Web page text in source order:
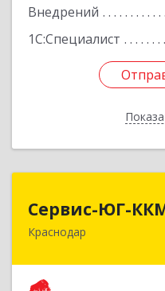
Внедрений
1С:Специалист
Сервис-ЮГ-
Краснодар350002,